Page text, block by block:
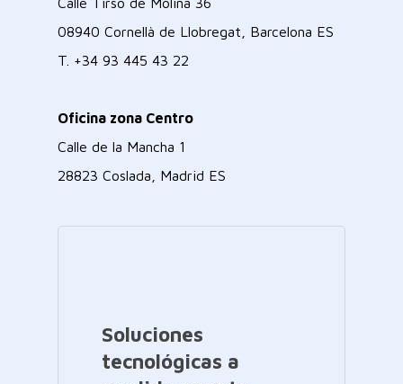
08940 Cornellà de Llobregat, Barcelona ES
T. +34 93 445 43 22
Oficina zona Centro
Calle de la Mancha 1
28823 Coslada, Madrid ES
Soluciones
tecnológicas a